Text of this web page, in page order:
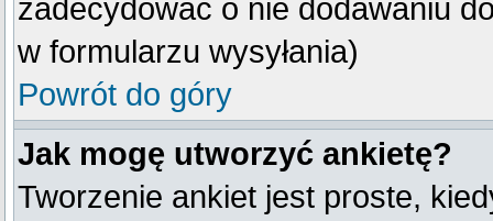
zadecydować o nie dodawaniu
w formularzu wysyłania)
Powrót do góry
Jak mogę utworzyć ankietę?
Tworzenie ankiet jest proste,